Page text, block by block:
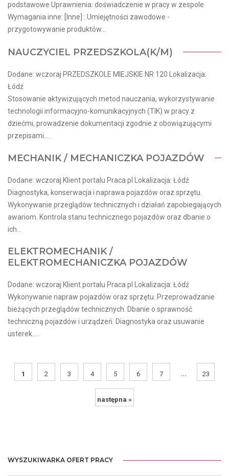
podstawowe Uprawnienia: doświadczenie w pracy w zespole
Wymagania inne: [Inne] : Umiejętności zawodowe -
przygotowywanie produktów...
NAUCZYCIEL PRZEDSZKOLA(K/M)
Dodane: wczoraj PRZEDSZKOLE MIEJSKIE NR 120 Lokalizacja:
Łódź
Stosowanie aktywizujących metod nauczania, wykorzystywanie
technologii informacyjno-komunikacyjnych (TIK) w pracy z
dziećmi, prowadzenie dokumentacji zgodnie z obowiązującymi
przepisami....
MECHANIK / MECHANICZKA POJAZDÓW
Dodane: wczoraj Klient portalu Praca.pl Lokalizacja: Łódź
Diagnostyka, konserwacja i naprawa pojazdów oraz sprzętu.
Wykonywanie przeglądów technicznych i działań zapobiegających
awariom. Kontrola stanu technicznego pojazdów oraz dbanie o
ich...
ELEKTROMECHANIK /
ELEKTROMECHANICZKA POJAZDÓW
Dodane: wczoraj Klient portalu Praca.pl Lokalizacja: Łódź
Wykonywanie napraw pojazdów oraz sprzętu. Przeprowadzanie
bieżących przeglądów technicznych. Dbanie o sprawność
techniczną pojazdów i urządzeń. Diagnostyka oraz usuwanie
usterek....
1 2 3 4 5 6 7 ... 23
następna »
WYSZUKIWARKA OFERT PRACY